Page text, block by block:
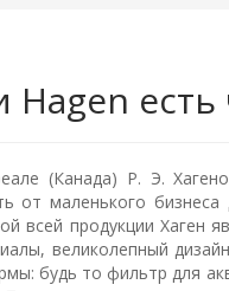
есть
(Канада) Р. Э.
от маленького
всей продукции Хаген
великолепный
будь то фильтр для